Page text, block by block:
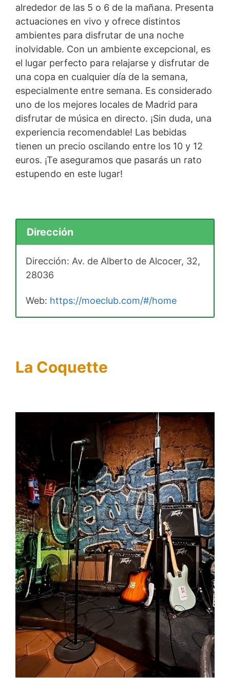
alrededor de las 5 o 6 de la mañana. Presenta
actuaciones en vivo y ofrece distintos
ambientes para disfrutar de una noche
inolvidable. Con un ambiente excepcional, es
el lugar perfecto para relajarse y disfrutar de
una copa en cualquier día de la semana,
especialmente entre semana. Es considerado
uno de los mejores locales de Madrid para
disfrutar de música en directo. ¡Sin duda, una
experiencia recomendable! Las bebidas
tienen un precio oscilando entre los 10 y 12
euros. ¡Te aseguramos que pasarás un rato
estupendo en este lugar!
Dirección
Dirección: Av. de Alberto de Alcocer, 32,
28036
Web: https://moeclub.com/#/home
La Coquette